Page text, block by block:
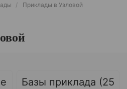
Приклады в Узловой
Базы приклада (25